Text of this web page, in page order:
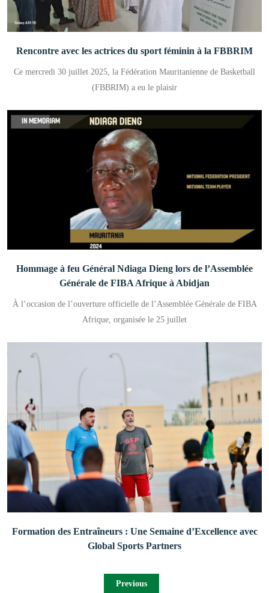
Rencontre avec les actrices du sport féminin à la FBBRIM
Ce mercredi 30 juillet 2025, la Fédération Mauritanienne de Basketball
(FBBRIM) a eu le plaisir
Hommage à feu Général Ndiaga Dieng lors de l’Assemblée
Générale de FIBA Afrique à Abidjan
À l’occasion de l’ouverture officielle de l’Assemblée Générale de FIBA
Afrique, organisée le 25 juillet
Formation des Entraîneurs : Une Semaine d’Excellence avec
Global Sports Partners
Previous